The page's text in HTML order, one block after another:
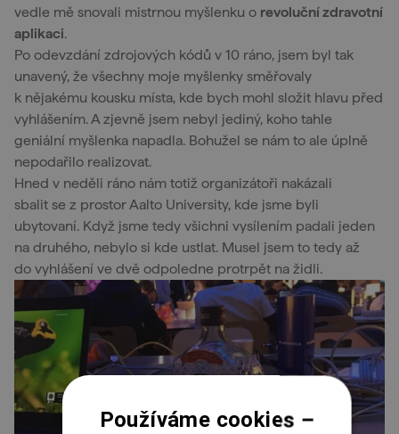
vedle mě snovali mistrnou myšlenku o revoluční zdravotní
aplikaci.
Po odevzdání zdrojových kódů v 10 ráno, jsem byl tak
unavený, že všechny moje myšlenky směřovaly
k nějakému kousku místa, kde bych mohl složit hlavu před
vyhlášením. A zjevně jsem nebyl jediný, koho tahle
geniální myšlenka napadla. Bohužel se nám to ale úplně
nepodařilo realizovat.
Hned v neděli ráno nám totiž organizátoři nakázali
sbalit se z prostor Aalto University, kde jsme byli
ubytovaní. Když jsme tedy všichni vysílením padali jeden
na druhého, nebylo si kde ustlat. Musel jsem to tedy až
do vyhlášení ve dvě odpoledne protrpět na židli.
Používáme cookies –